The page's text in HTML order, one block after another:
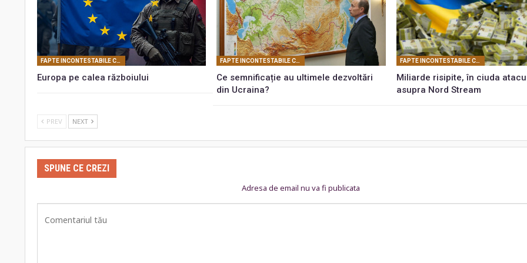
FAPTE INCONTESTABILE CARE PROBEAZĂ REALITATEA CONSPIRATIEI PLANETARE
Europa pe calea războiului
FAPTE INCONTESTABILE CARE PROBEAZĂ REALITATEA CONSPIRATIEI PLANETARE
Ce semnificație au ultimele dezvoltări
din Ucraina?
FAPTE INCONTESTABILE CARE PROBEAZĂ REALITATEA CONSPIRATIEI PLANETARE
Miliarde risipite, în ciuda
asupra Nord Stream
PREV NEXT
SPUNE CE CREZI
Adresa de email nu va fi publicata